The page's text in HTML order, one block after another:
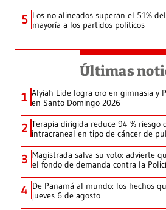
5 Los no alineados superan el 51%
mayoría a los partidos políticos
Últimas
1 Alyiah Lide logra oro en gimnasia y
en Santo Domingo 2026
2 Terapia dirigida reduce 94 % riesgo
intracraneal en tipo de cáncer de
3 Magistrada salva su voto: advierte
el fondo de demanda contra la
4 De Panamá al mundo: los hechos
jueves 6 de agosto